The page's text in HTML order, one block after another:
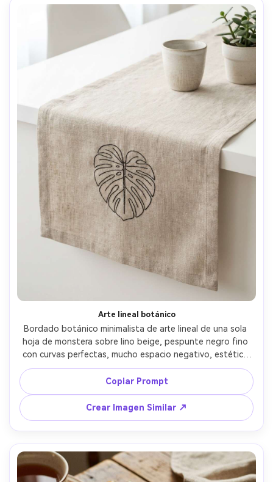
Arte lineal botánico
Bordado botánico minimalista de arte lineal de una sola
hoja de monstera sobre lino beige, pespunte negro fino
con curvas perfectas, mucho espacio negativo, estética
escandinava moderna, sobre escritorio blanco con taza
cerámica, luz brillante difusa, tomada con Canon EOS R6,
35mm, composición limpia, textura de tela ultra realista --
ar 4:5
Copiar Prompt
Crear Imagen Similar ↗